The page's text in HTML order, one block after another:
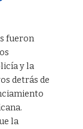
fueron
y la
detrás de
la